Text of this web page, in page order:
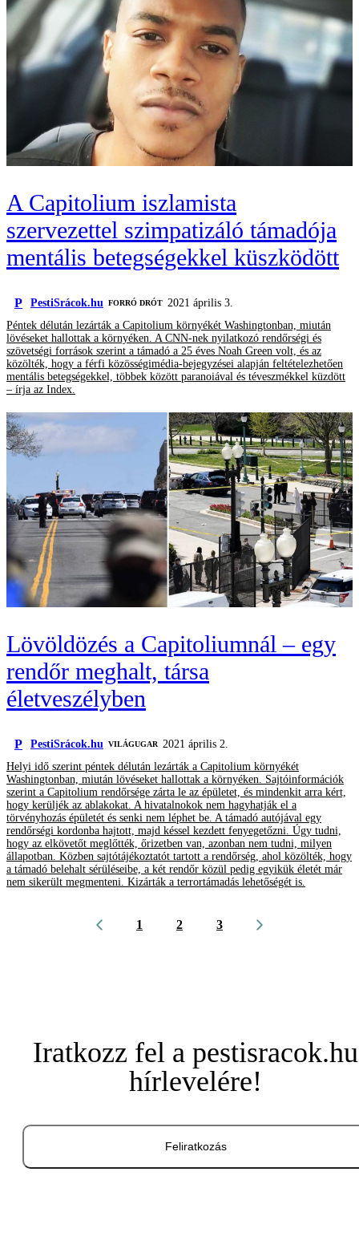
A Capitolium iszlamista
szervezettel szimpatizáló támadója
mentális betegségekkel küszködött
P PestiSrácok.hu FORRÓ DRÓT 2021 április 3.
Péntek délután lezárták a Capitolium környékét Washingtonban, miután
lövéseket hallottak a környéken. A CNN-nek nyilatkozó rendőrségi és
szövetségi források szerint a támadó a 25 éves Noah Green volt, és az
közölték, hogy a férfi közösségimédia-bejegyzései alapján feltételezhetően
mentális betegségekkel, többek között paranoiával és téveszmékkel küzdött
– írja az Index.
Lövöldözés a Capitoliumnál – egy
rendőr meghalt, társa
életveszélyben
P PestiSrácok.hu VILÁGUGAR 2021 április 2.
Helyi idő szerint péntek délután lezárták a Capitolium környékét
Washingtonban, miután lövéseket hallottak a környéken. Sajtóinformációk
szerint a Capitolium rendőrsége zárta le az épületet, és mindenkit arra kért,
hogy kerüljék az ablakokat. A hivatalnokok nem hagyhatják el a
törvényhozás épületét és senki nem léphet be. A támadó autójával egy
rendőrségi kordonba hajtott, majd késsel kezdett fenyegetőzni. Úgy tudni,
hogy az elkövetőt meglőtték, őrizetben van, azonban nem tudni, milyen
állapotban. Közben sajtótájékoztatót tartott a rendőrség, ahol közölték, hogy
a támadó belehalt sérüléseibe, a két rendőr közül pedig egyikük életét már
nem sikerült megmenteni. Kizárták a terrortámadás lehetőségét is.
1 2 3
Iratkozz fel a pestisracok.hu
hírlevelére!
Feliratkozás